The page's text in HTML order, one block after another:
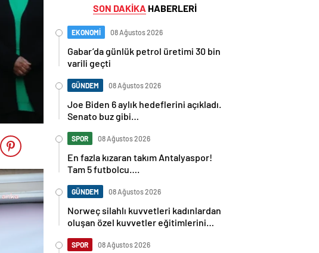
SON DAKİKA HABERLERİ
EKONOMİ 08 Ağustos 2026
Gabar’da günlük petrol üretimi 30 bin
varili geçti
GÜNDEM 08 Ağustos 2026
Joe Biden 6 aylık hedeflerini açıkladı.
Senato buz gibi…
SPOR 08 Ağustos 2026
En fazla kızaran takım Antalyaspor!
Tam 5 futbolcu….
GÜNDEM 08 Ağustos 2026
Norweç silahlı kuvvetleri kadınlardan
oluşan özel kuvvetler eğitimlerini
SPOR 08 Ağustos 2026